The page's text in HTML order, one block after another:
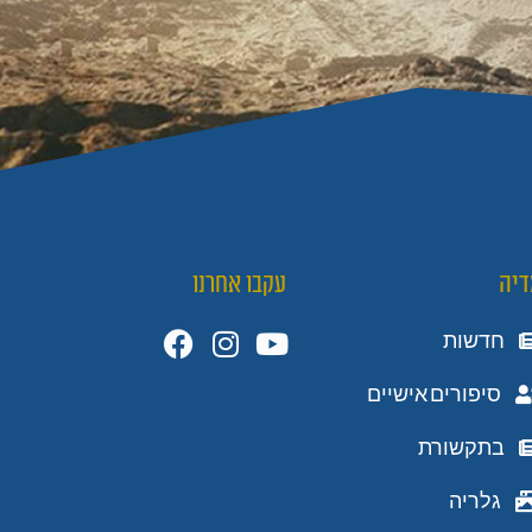
חדשות
סיפורים אישיים
בתקשורת
גלריה
עקבו אחרנו